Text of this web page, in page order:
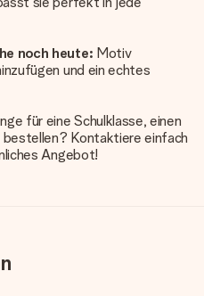
noch heute: Motiv
und ein echtes
für eine Schulklasse, einen
Kontaktiere einfach
Angebot!